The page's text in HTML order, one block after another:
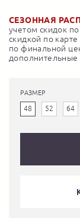
СЕЗОННАЯ
учетом скидок
скидкой по
по финальной
дополнительные
РАЗМЕР
48 52 64